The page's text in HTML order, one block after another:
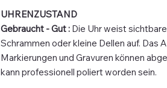
UHRENZUSTAND
Gebraucht - Gut : Die Uhr weist
Schrammen oder kleine Dellen auf. Das
Markierungen und Gravuren können
kann professionell poliert worden sein.